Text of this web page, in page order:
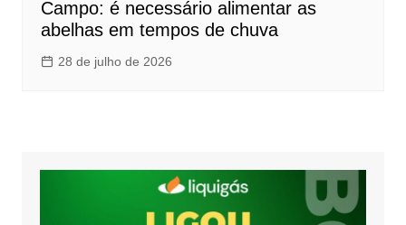
Campo: é necessário alimentar as
abelhas em tempos de chuva
28 de julho de 2026